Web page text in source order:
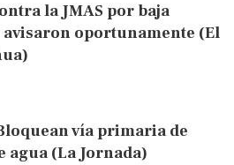
la JMAS por baja
oportunamente (El
vía primaria de
agua (La Jornada)